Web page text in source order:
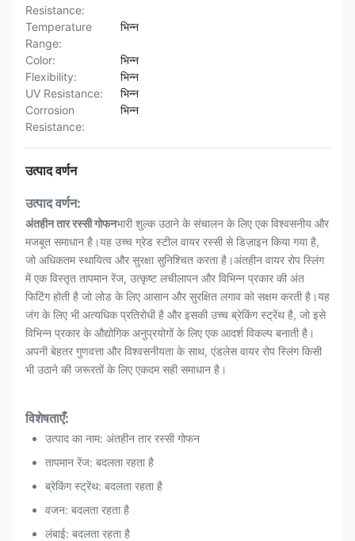
Resistance:
Temperature
Range:
भिन्न
Color:
भिन्न
Flexibility:
भिन्न
UV Resistance:
भिन्न
Corrosion
Resistance:
भिन्न
उत्पाद वर्णन
उत्पाद वर्णन:
अंतहीन तार रस्सी गोफनभारी शुल्क उठाने के संचालन के लिए एक विश्वसनीय और
मजबूत समाधान है।यह उच्च ग्रेड स्टील वायर रस्सी से डिज़ाइन किया गया है,
जो अधिकतम स्थायित्व और सुरक्षा सुनिश्चित करता है।अंतहीन वायर रोप स्लिंग
में एक विस्तृत तापमान रेंज, उत्कृष्ट लचीलापन और विभिन्न प्रकार की अंत
फिटिंग होती है जो लोड के लिए आसान और सुरक्षित लगाव को सक्षम करती है।यह
जंग के लिए भी अत्यधिक प्रतिरोधी है और इसकी उच्च ब्रेकिंग स्ट्रेंथ है, जो इसे
विभिन्न प्रकार के औद्योगिक अनुप्रयोगों के लिए एक आदर्श विकल्प बनाती है।
अपनी बेहतर गुणवत्ता और विश्वसनीयता के साथ, एंडलेस वायर रोप स्लिंग किसी
भी उठाने की जरूरतों के लिए एकदम सही समाधान है।
विशेषताएँ:
उत्पाद का नाम: अंतहीन तार रस्सी गोफन
तापमान रेंज: बदलता रहता है
ब्रेकिंग स्ट्रेंथ: बदलता रहता है
वजन: बदलता रहता है
लंबाई: बदलता रहता है